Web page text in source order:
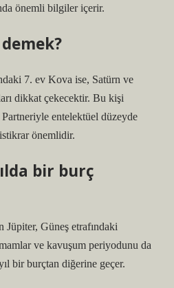
önemli bilgiler içerir.
7. ev Kova ise, Satürn ve
dikkat çekecektir. Bu kişi
entelektüel düzeyde
önemlidir.
bir burç
Jüpiter, Güneş etrafındaki
ve kavuşum periyodunu da
bir burçtan diğerine geçer.